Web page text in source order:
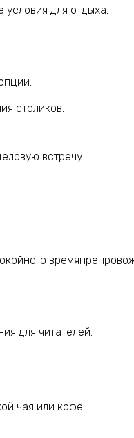
для отдыха.
столиков.
встречу.
для читателей.
чая или кофе.